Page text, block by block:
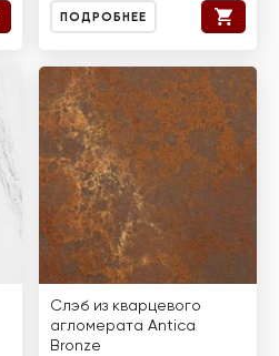
ПОДРОБНЕЕ
Слэб из кварцевого
агломерата Antica
Bronze